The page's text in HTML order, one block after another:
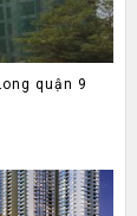
quận 9